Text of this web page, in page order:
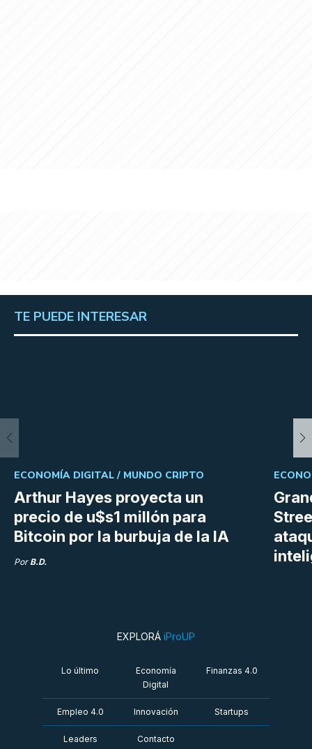
TE PUEDE INTERESAR
Arthur Hayes proyecta un
precio de u$s1 millón para
Bitcoin por la burbuja de la IA
ECONOMÍA DIGITAL / MUNDO CRIPTO
Por B.D.
EXPLORÁ iProUP
Lo último
Economía
Digital
Finanzas 4.0
Empleo 4.0 Innovación Startups
Leaders Contacto